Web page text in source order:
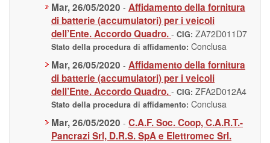
Mar, 26/05/2020 - Affidamento della fornitura
di batterie (accumulatori) per i veicoli
dell’Ente. Accordo Quadro. - CIG: ZA72D011D7
Stato della procedura di affidamento: Conclusa
Mar, 26/05/2020 - Affidamento della fornitura
di batterie (accumulatori) per i veicoli
dell’Ente. Accordo Quadro. - CIG: ZFA2D012A4
Stato della procedura di affidamento: Conclusa
Mar, 26/05/2020 - C.A.F. Soc. Coop, C.A.R.T.-
Pancrazi Srl, D.R.S. SpA e Elettromec Srl.